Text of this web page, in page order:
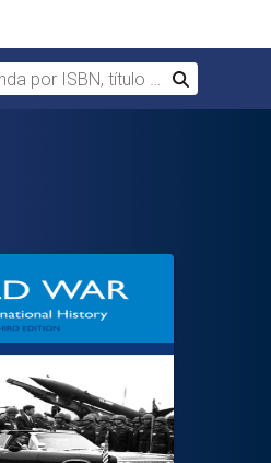
por ISBN, título o autor
Buscar